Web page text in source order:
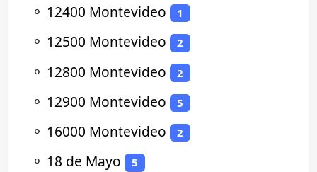
⚬ 12400 Montevideo 1
⚬ 12500 Montevideo 2
⚬ 12800 Montevideo 2
⚬ 12900 Montevideo 5
⚬ 16000 Montevideo 2
⚬ 18 de Mayo 5